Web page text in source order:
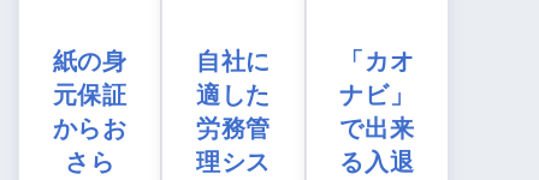
紙の身
元保証
からお
さら
自社に
適した
労務管
理シス
「カオ
ナビ」
で出来
る入退